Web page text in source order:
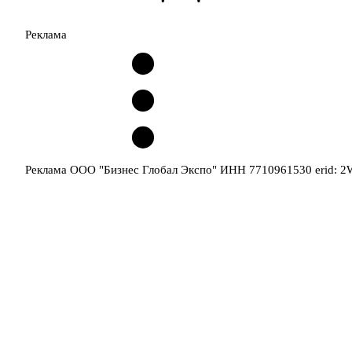
Реклама
Реклама ООО "Бизнес Глобал Экспо" ИНН 7710961530 erid: